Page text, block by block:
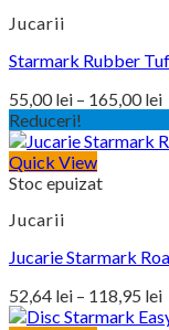
Jucarii
Starmark Rubber
55,00lei – 165,00lei
Reduceri!
Quick View
Stoc epuizat
Jucarii
Jucarie Starmark
52,64 lei – 118,95 lei